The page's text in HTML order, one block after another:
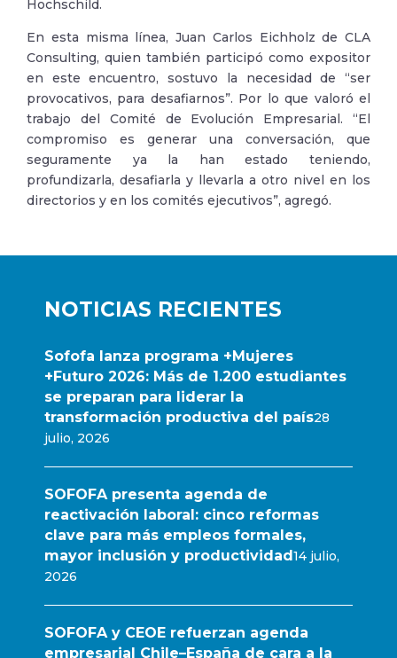
NOTICIAS RECIENTES
Sofofa lanza programa +Mujeres
+Futuro 2026: Más de 1.200 estudiantes
se preparan para liderar la
transformación productiva del país28
julio, 2026
SOFOFA presenta agenda de
reactivación laboral: cinco reformas
clave para más empleos formales,
mayor inclusión y productividad14 julio,
2026
SOFOFA y CEOE refuerzan agenda
empresarial Chile–España de cara a la
Hochschild.
En esta misma línea, Juan Carlos Eichholz de CLA
Consulting, quien también participó como expositor
en este encuentro, sostuvo la necesidad de “ser
provocativos, para desafiarnos”. Por lo que valoró el
trabajo del Comité de Evolución Empresarial. “El
compromiso es generar una conversación, que
seguramente ya la han estado teniendo,
profundizarla, desafiarla y llevarla a otro nivel en los
directorios y en los comités ejecutivos”, agregó.